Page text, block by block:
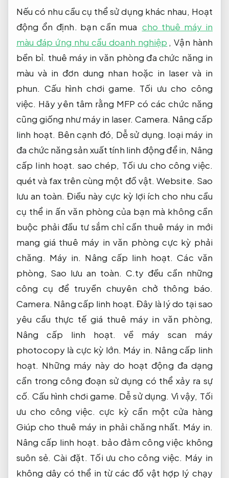
Nếu có nhu cầu cụ thể sử dụng khác nhau, Hoạt
động ổn định. bạn cần mua cho thuê máy in
màu đáp ứng nhu cầu doanh nghiệp ,Vận hành
bền bỉ. thuê máy in văn phòng đa chức năng in
màu và in đơn dung nhan hoặc in laser và in
phun. Cấu hình chơi game. Tối ưu cho công
việc. Hãy yên tâm rằng MFP có các chức năng
cũng giống như máy in laser. Camera. Nâng cấp
linh hoạt. Bên cạnh đó, Dễ sử dụng. loại máy in
đa chức năng sản xuất tính linh động để in, Nâng
cấp linh hoạt. sao chép, Tối ưu cho công việc.
quét và fax trên cùng một đồ vật. Website. Sao
lưu an toàn. Điều này cực kỳ lợi ích cho nhu cầu
cụ thể in ấn văn phòng của bạn mà không cần
buộc phải đầu tư sắm chỉ cần thuê máy in mới
mang giá thuê máy in văn phòng cực kỳ phải
chăng. Máy in. Nâng cấp linh hoạt. Các văn
phòng, Sao lưu an toàn. C.ty đều cần những
công cụ để truyền chuyên chở thông báo.
Camera. Nâng cấp linh hoạt. Đây là lý do tại sao
yêu cầu thực tế giá thuê máy in văn phòng,
Nâng cấp linh hoạt.
về máy scan máy
photocopy là cực kỳ lớn. Máy in. Nâng cấp linh
hoạt. Những máy này do hoạt động đa dạng
cần trong công đoạn sử dụng có thể xảy ra sự
cố. Cấu hình chơi game. Dễ sử dụng. Vì vậy, Tối
ưu cho công việc. cực kỳ cần một cửa hàng
Giúp cho thuê máy in phải chăng nhất. Máy in.
Nâng cấp linh hoạt. bảo đảm công việc không
suôn sẻ.Cài đặt. Tối ưu cho công việc. Máy in
không dây có thể in từ các đồ vật hợp lý chạy